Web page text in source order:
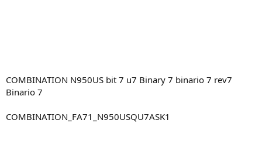
COMBINATION N950US bit 7 u7 Binary 7 binario 7 rev7
Binario 7
COMBINATION_FA71_N950USQU7ASK1